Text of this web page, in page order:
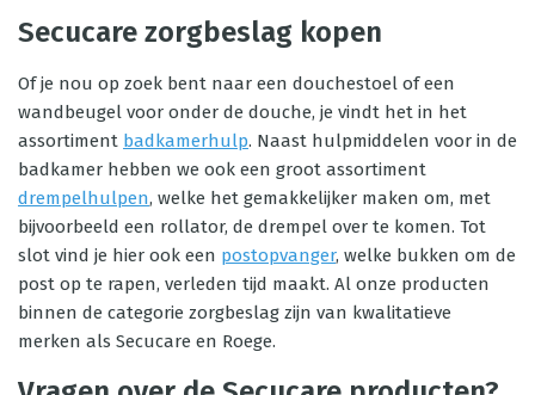
Secucare zorgbeslag kopen
Of je nou op zoek bent naar een douchestoel of een
wandbeugel voor onder de douche, je vindt het in het
assortiment badkamerhulp. Naast hulpmiddelen voor in de
badkamer hebben we ook een groot assortiment
drempelhulpen, welke het gemakkelijker maken om, met
bijvoorbeeld een rollator, de drempel over te komen. Tot
slot vind je hier ook een postopvanger, welke bukken om de
post op te rapen, verleden tijd maakt. Al onze producten
binnen de categorie zorgbeslag zijn van kwalitatieve
merken als Secucare en Roege.